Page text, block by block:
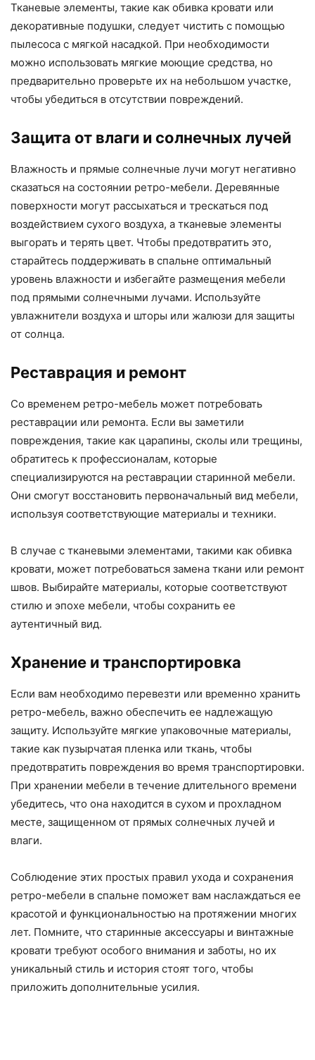
Тканевые элементы, такие как обивка кровати или
декоративные подушки, следует чистить с помощью
пылесоса с мягкой насадкой. При необходимости
можно использовать мягкие моющие средства, но
предварительно проверьте их на небольшом участке,
чтобы убедиться в отсутствии повреждений.
Защита от влаги и солнечных лучей
Влажность и прямые солнечные лучи могут негативно
сказаться на состоянии ретро-мебели. Деревянные
поверхности могут рассыхаться и трескаться под
воздействием сухого воздуха, а тканевые элементы
выгорать и терять цвет. Чтобы предотвратить это,
старайтесь поддерживать в спальне оптимальный
уровень влажности и избегайте размещения мебели
под прямыми солнечными лучами. Используйте
увлажнители воздуха и шторы или жалюзи для защиты
от солнца.
Реставрация и ремонт
Со временем ретро-мебель может потребовать
реставрации или ремонта. Если вы заметили
повреждения, такие как царапины, сколы или трещины,
обратитесь к профессионалам, которые
специализируются на реставрации старинной мебели.
Они смогут восстановить первоначальный вид мебели,
используя соответствующие материалы и техники.
В случае с тканевыми элементами, такими как обивка
кровати, может потребоваться замена ткани или ремонт
швов. Выбирайте материалы, которые соответствуют
стилю и эпохе мебели, чтобы сохранить ее
аутентичный вид.
Хранение и транспортировка
Если вам необходимо перевезти или временно хранить
ретро-мебель, важно обеспечить ее надлежащую
защиту. Используйте мягкие упаковочные материалы,
такие как пузырчатая пленка или ткань, чтобы
предотвратить повреждения во время транспортировки.
При хранении мебели в течение длительного времени
убедитесь, что она находится в сухом и прохладном
месте, защищенном от прямых солнечных лучей и
влаги.
Соблюдение этих простых правил ухода и сохранения
ретро-мебели в спальне поможет вам наслаждаться ее
красотой и функциональностью на протяжении многих
лет. Помните, что старинные аксессуары и винтажные
кровати требуют особого внимания и заботы, но их
уникальный стиль и история стоят того, чтобы
приложить дополнительные усилия.